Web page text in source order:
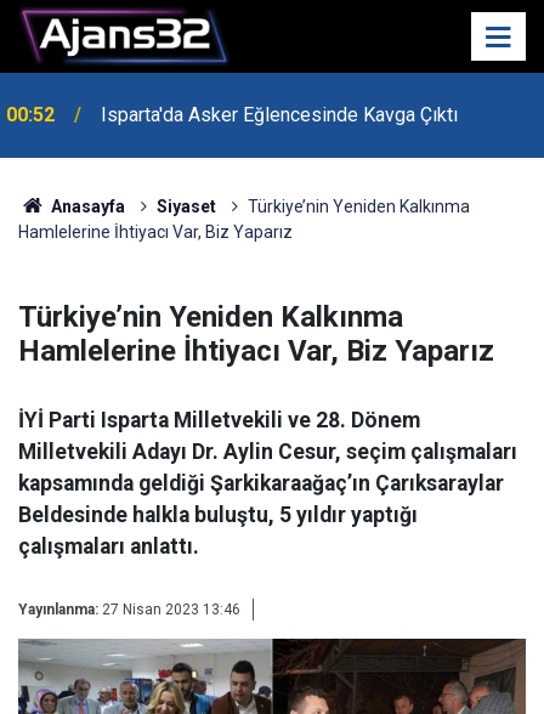
00:52 Isparta'da Asker Eğlencesinde Kavga Çıktı
Anasayfa Siyaset
Türkiye’nin Yeniden Kalkınma
Hamlelerine İhtiyacı Var, Biz Yaparız
Türkiye’nin Yeniden Kalkınma
Hamlelerine İhtiyacı Var, Biz Yaparız
İYİ Parti Isparta Milletvekili ve 28. Dönem
Milletvekili Adayı Dr. Aylin Cesur, seçim çalışmaları
kapsamında geldiği Şarkikaraağaç’ın Çarıksaraylar
Beldesinde halkla buluştu, 5 yıldır yaptığı
çalışmaları anlattı.
Yayınlanma: 27 Nisan 2023 13:46